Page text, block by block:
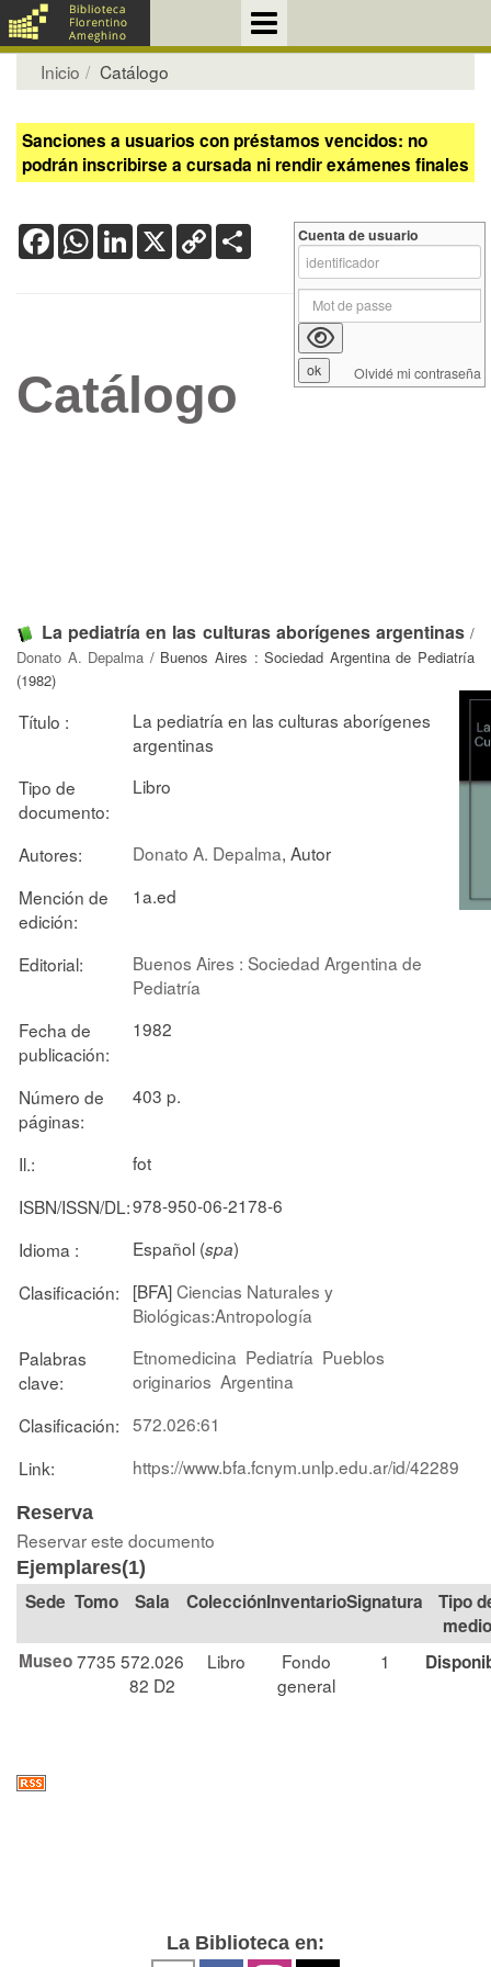
Inicio Catálogo
Sanciones a usuarios con préstamos vencidos: no
podrán inscribirse a cursada ni rendir exámenes finales
FacebookWhatsApp
LinkedIn
X Copy
Link
Catálogo
La pediatría en las culturas aborígenes argentinas/
Donato A. Depalma / Buenos Aires : Sociedad Argentina de Pediatría
(1982)
Título :
La pediatría en las culturas aborígenes
argentinas
Tipo de
documento:
Libro
Autores: Donato A. Depalma, Autor
Mención de
edición:
1a.ed
Editorial:
Buenos Aires : Sociedad Argentina de
Pediatría
Fecha de
publicación:
1982
Número de
páginas:
403 p.
Il.:
fot
ISBN/ISSN/DL:978-950-06-2178-6
Idioma :
Español (spa)
Clasificación:
[BFA]Ciencias Naturales y
Biológicas:Antropología
Palabras
clave:
Etnomedicina Pediatría Pueblos
originarios Argentina
Clasificación: 572.026:61
Link:
https://www.bfa.fcnym.unlp.edu.ar/id/42289
Reserva
Reservar este documento
Ejemplares(1)
Tomo Sala Colección Signatura
Tipo
medio
Museo7735 572.026
82 D2
Libro
Fondo
general
1
Cuenta de usuario
Olvidé mi contraseña
La Biblioteca en: